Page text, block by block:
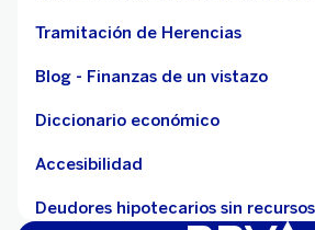
Tramitación de Herencias
Blog - Finanzas de un vistazo
Diccionario económico
Accesibilidad
Deudores hipotecarios sin